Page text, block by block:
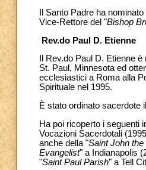
Il Santo Padre ha
Vice-Rettore del "Bishop
Rev.do Paul D. Etienne
Il Rev.do Paul D. Etienne
St. Paul, Minnesota ed
ecclesiastici a Roma alla
Spirituale nel 1995.
È stato ordinato sacerdote
Ha poi ricoperto i seguenti
Vocazioni Sacerdotali
anche della "Saint John
Evangelist" a Indianapolis
"Saint Paul Parish" a Tell